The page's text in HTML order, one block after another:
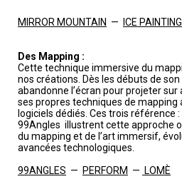
MIRROR MOUNTAIN — ICE PAINTING
Des Mapping :
Cette technique immersive du
nos créations. Dès les débuts de
abandonne l’écran pour projeter
ses propres techniques de mapping
logiciels dédiés. Ces trois référence
99Angles illustrent cette approche
du mapping et de l’art immersif,
avancées technologiques.
99ANGLES — PERFORM — LOMÈ